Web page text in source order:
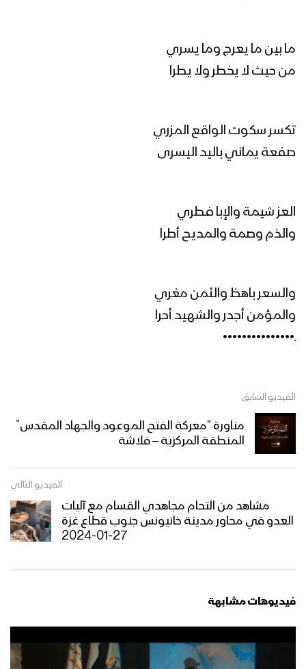
مونتاج زامل الوفاء ماتغير | عيسى الليث –
1445هـ
زامل | الوفاء ماتغير – عيسى الليث
مونتاج زامل المشهد الحصري – عيسى
الليث 1445هـ
عيون العلم | عيسى الليث – 1445هـ
الليث 1445هـ | كلمات رئيس الجمهورية
اليمنية مهدي المشاط
ما بين ما يعرج وما يسري
من حيث لا يخطر ولا يطرا
تكسر سكوت الواقع المزري
صفعة يماني باليد اليسرى
العز شيمة والإبا فطري
والذم وصمة والمديح أطرا
والسعر باهظ والثمن مغري
والمؤمن أجدر والشهيد أحرا
ـ•••••••••••••••
الفيديو السابق
مناورة “معركة الفتح الموعود والجهاد المقدس”
المنطقة المركزية – فلاشة
الفيديو التالي
مشاهد من التحام مجاهدي القسام مع آليات
العدو في محاور مدينة خانيونس جنوب قطاع غزة
27-01-2024
فيديوهات مشابهة